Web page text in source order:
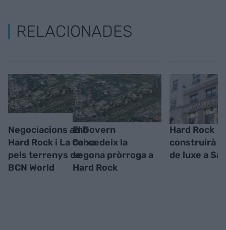
RELACIONADES
Negociacions amb
Hard Rock i La Caixa
pels terrenys de
BCN World
El Govern
concedeix la
segona pròrroga a
Hard Rock
Hard Rock
construirà
de luxe a